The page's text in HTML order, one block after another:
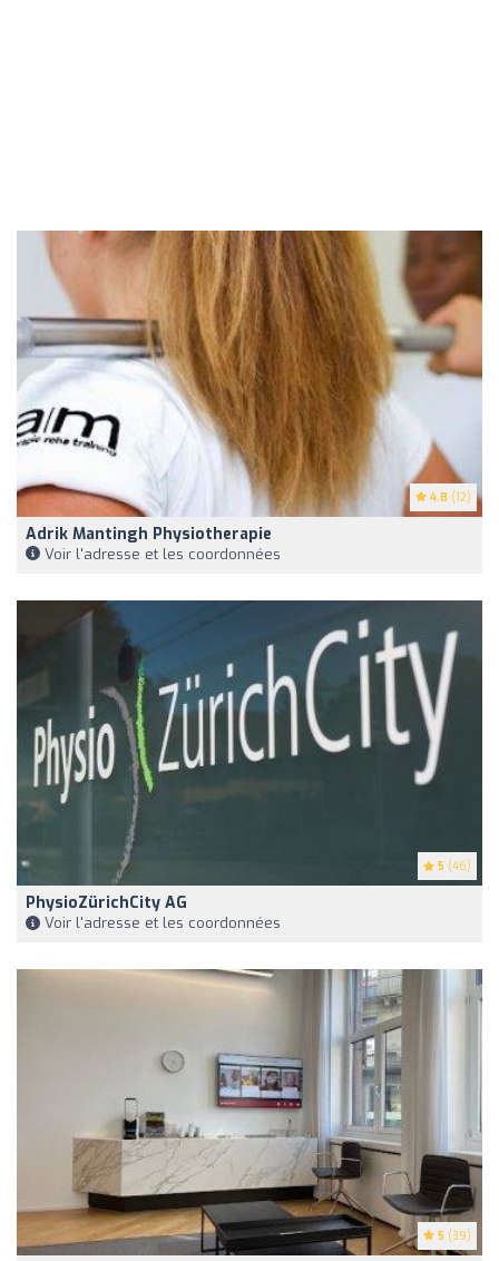
4.8 (12)
Adrik Mantingh Physiotherapie
Voir l'adresse et les coordonnées
5 (46)
PhysioZürichCity AG
Voir l'adresse et les coordonnées
5 (39)